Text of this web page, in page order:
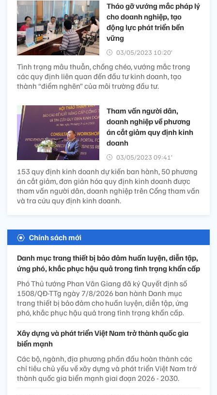
Tháo gỡ vướng mắc pháp lý
cho doanh nghiệp, tạo
động lực phát triển bền
vững
03/05/2023 10:20’
Tình trạng mâu thuẫn, chồng chéo, vướng mắc trong
các quy định liên quan đến đầu tư kinh doanh, tạo
thành “điểm nghẽn” của môi trường đầu tư.
Tham vấn người dân,
doanh nghiệp về phương
án cắt giảm quy định kinh
doanh
03/05/2023 09:41’
153 quy định kinh doanh dự kiến ban hành, 50 phương
án cắt giảm, đơn giản hóa quy định kinh doanh được
tham vấn người dân, doanh nghiệp trên Cổng tham vấn
và tra cứu quy định kinh doanh.
Chính sách mới
Danh mục trang thiết bị bảo đảm huấn luyện, diễn tập,
ứng phó, khắc phục hậu quả trong tình trạng khẩn cấp
Phó Thủ tướng Phan Văn Giang đã ký Quyết định số
1508/QĐ-TTg ngày 7/8/2026 ban hành Danh mục
trang thiết bị bảo đảm cho huấn luyện, diễn tập, ứng
phó, khắc phục hậu quả trong tình trạng khẩn cấp.
Xây dựng và phát triển Việt Nam trở thành quốc gia
biển mạnh
Các bộ, ngành, địa phương phấn đấu hoàn thành các
chỉ tiêu chủ yếu về xây dựng và phát triển Việt Nam trở
thành quốc gia biển mạnh giai đoạn 2026 - 2030.